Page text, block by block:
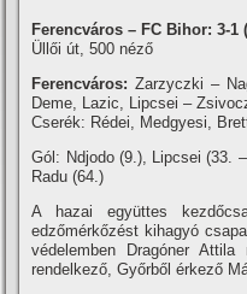
Ferencváros – FC Bihor: 3-1
Üllői út, 500 néző
Ferencváros: Zarzyczki –
Deme, Lazic, Lipcsei –
Cserék: Rédei, Medgyesi,
Gól: Ndjodo (9.), Lipcsei (33.
Radu (64.)
A hazai együttes
edzőmérkőzést kihagyó
védelemben Dragóner
rendelkező, Győrből érkező